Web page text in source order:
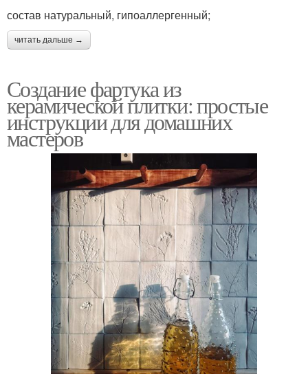
состав натуральный, гипоаллергенный;
читать дальше →
Создание фартука из
керамической плитки: простые
инструкции для домашних
мастеров